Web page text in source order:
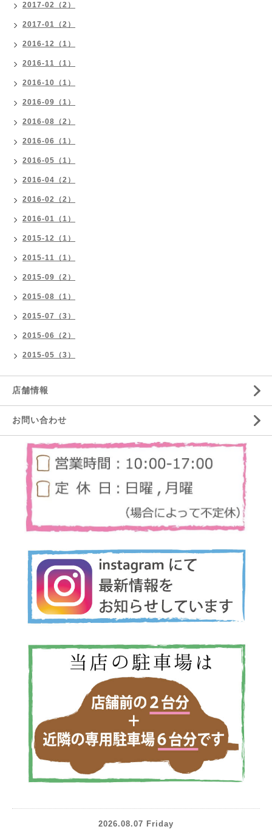
2017-02（2）
2017-01（2）
2016-12（1）
2016-11（1）
2016-10（1）
2016-09（1）
2016-08（2）
2016-06（1）
2016-05（1）
2016-04（2）
2016-02（2）
2016-01（1）
2015-12（1）
2015-11（1）
2015-09（2）
2015-08（1）
2015-07（3）
2015-06（2）
2015-05（3）
店舗情報
お問い合わせ
2026.08.07 Friday